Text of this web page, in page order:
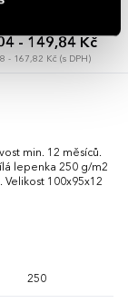
- 149,84 Kč
- 167,82 Kč (s DPH)
min. 12 měsíců.
lepenka 250 g/m2
Velikost 100x95x12
250